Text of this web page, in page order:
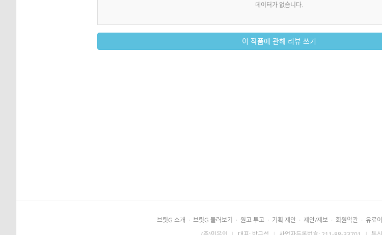
데이터가 없습니다.
이 작품에 관해 리뷰 쓰기
브릿G 소개 · 브릿G 둘러보기 · 원고 투고 · 기획 제안 · 제안/제보 · 회원약관 · 유료